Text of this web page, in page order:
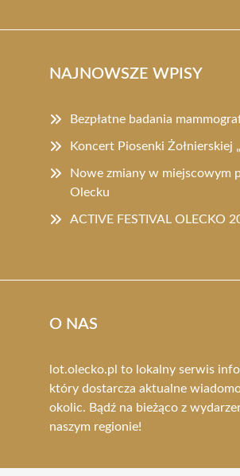
NAJNOWSZE WPISY
Bezpłatne badania
Koncert Piosenki
Nowe zmiany w miejscowym
Olecku
ACTIVE FESTIVAL OLECKO
O NAS
lot.olecko.pl to lokalny serwis
który dostarcza aktualne
okolic. Bądź na bieżąco z
naszym regionie!